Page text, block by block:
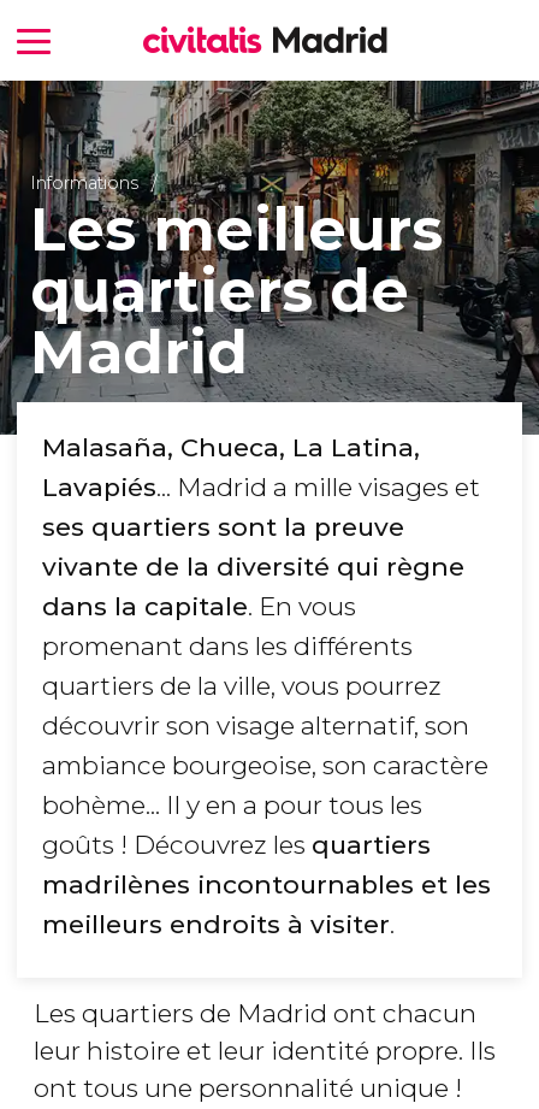
Informations
Les meilleurs
quartiers de
Madrid
Malasaña, Chueca, La Latina,
Lavapiés... Madrid a mille visages et
ses quartiers sont la preuve
vivante de la diversité qui règne
dans la capitale. En vous
promenant dans les différents
quartiers de la ville, vous pourrez
découvrir son visage alternatif, son
ambiance bourgeoise, son caractère
bohème... Il y en a pour tous les
goûts ! Découvrez les quartiers
madrilènes incontournables et les
meilleurs endroits à visiter.
Les quartiers de Madrid ont chacun
leur histoire et leur identité propre. Ils
ont tous une personnalité unique !